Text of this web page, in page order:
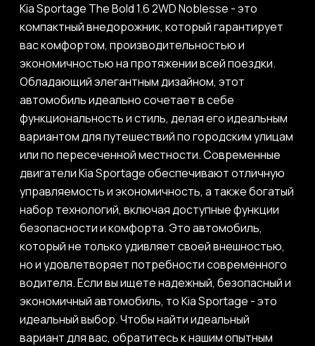
Kia Sportage The Bold 1.6 2WD Noblesse - это
компактный внедорожник, который гарантирует
вас комфортом, производительностью и
экономичностью на протяжении всей поездки.
Обладающий элегантным дизайном, этот
автомобиль идеально сочетает в себе
функциональность и стиль, делая его идеальным
вариантом для путешествий по городским улицам
или по пересеченной местности. Современные
двигатели Kia Sportage обеспечивают отличную
управляемость и экономичность, а также богатый
набор технологий, включая доступные функции
безопасности и комфорта. Это автомобиль,
который не только удивляет своей внешностью,
но и удовлетворяет потребности современного
водителя. Если вы ищете надежный, безопасный и
экономичный автомобиль, то Kia Sportage - это
идеальный выбор. Чтобы найти идеальный
вариант для вас, обратитесь к нашим опытным